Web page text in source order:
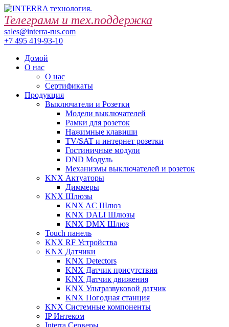
Телеграмм и тех.поддержка
sales@interra-rus.com
+7 495 419-93-10
Домой
О нас
О нас
Сертификаты
Продукция
Выключатели и Розетки
Модели выключателей
Рамки для розеток
Нажимные клавиши
TV/SAT и интернет розетки
Гостиничные модули
DND Модуль
Механизмы выключателей и розеток
KNX Актуаторы
Диммеры
KNX Шлюзы
KNX AC Шлюз
KNX DALI Шлюзы
KNX DMX Шлюз
Touch панель
KNX RF Устройства
KNX Датчики
KNX Detectors
KNX Датчик присутствия
KNX Датчик движения
KNX Ультразвуковой датчик
KNX Погодная станция
KNX Системные компоненты
IP Интеком
Interra Серверы